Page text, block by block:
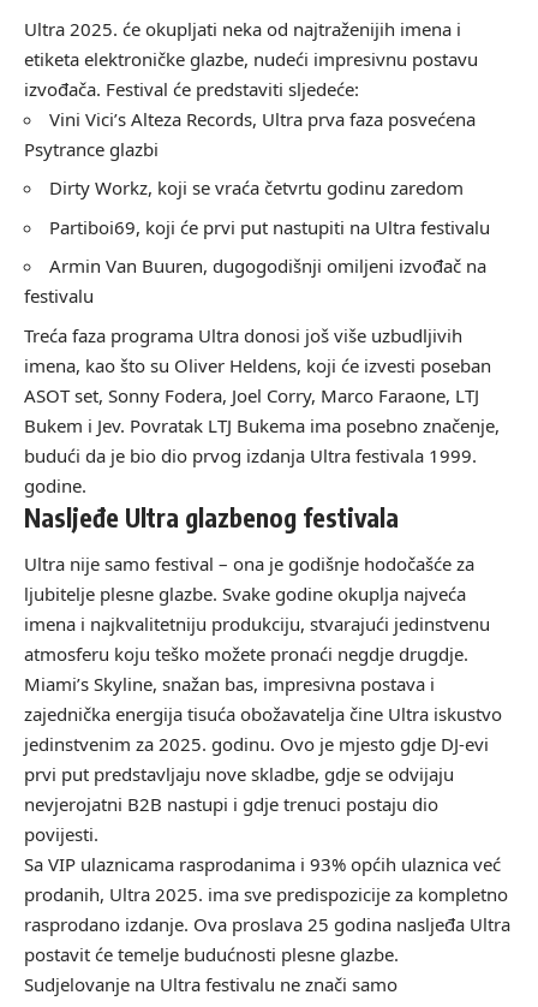
Ultra 2025. će okupljati neka od najtraženijih imena i
etiketa elektroničke glazbe, nudeći impresivnu postavu
izvođača. Festival će predstaviti sljedeće:
Vini Vici’s Alteza Records, Ultra prva faza posvećena
Psytrance glazbi
Dirty Workz, koji se vraća četvrtu godinu zaredom
Partiboi69, koji će prvi put nastupiti na Ultra festivalu
Armin Van Buuren, dugogodišnji omiljeni izvođač na
festivalu
Treća faza programa Ultra donosi još više uzbudljivih
imena, kao što su Oliver Heldens, koji će izvesti poseban
ASOTset, Sonny Fodera, Joel Corry, Marco Faraone, LTJ
Bukem i Jev. Povratak LTJ Bukema ima posebno značenje,
budući da je bio dio prvog izdanja Ultra festivala 1999.
godine.
Nasljeđe Ultra glazbenog festivala
Ultra nije samo festival – ona je godišnje hodočašće za
ljubitelje plesne glazbe. Svake godine okuplja najveća
imena i najkvalitetniju produkciju, stvarajući jedinstvenu
atmosferu koju teško možete pronaći negdje drugdje.
Miami’s Skyline, snažan bas, impresivna postava i
zajednička energija tisuća obožavatelja čine Ultra iskustvo
jedinstvenim za 2025. godinu. Ovo je mjesto gdje DJ-evi
prvi put predstavljaju nove skladbe, gdje se odvijaju
nevjerojatni B2B nastupi i gdje trenuci postaju dio
povijesti.
Sa VIP ulaznicama rasprodanima i 93% općih ulaznica već
prodanih, Ultra 2025. ima sve predispozicije za kompletno
rasprodano izdanje. Ova proslava 25 godina nasljeđa Ultra
postavit će temelje budućnosti plesne glazbe.
Sudjelovanje na Ultra festivalu ne znači samo